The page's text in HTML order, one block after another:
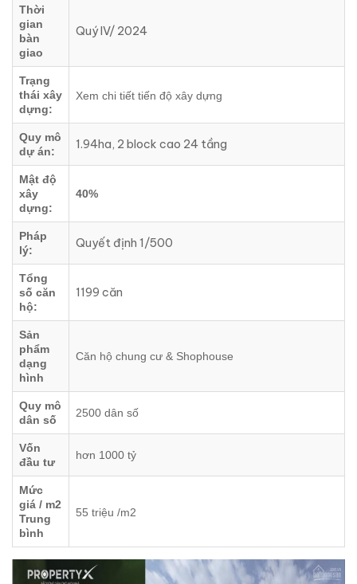
Thời
gian
bàn
giao
Quý IV/ 2024
Trạng
thái xây
dựng:
Xem chi tiết tiến độ xây dựng
Quy mô
dự án:
1.94ha, 2 block cao 24 tầng
Mật độ
xây
dựng:
40%
Pháp
lý:
Quyết định 1/500
Tổng
số căn
hộ:
1199 căn
Sản
phẩm
dạng
hình
Căn hộ chung cư & Shophouse
Quy mô
dân số
2500 dân số
Vốn
đầu tư
hơn 1000 tỷ
Mức
giá / m2
Trung
bình
55 triệu /m2